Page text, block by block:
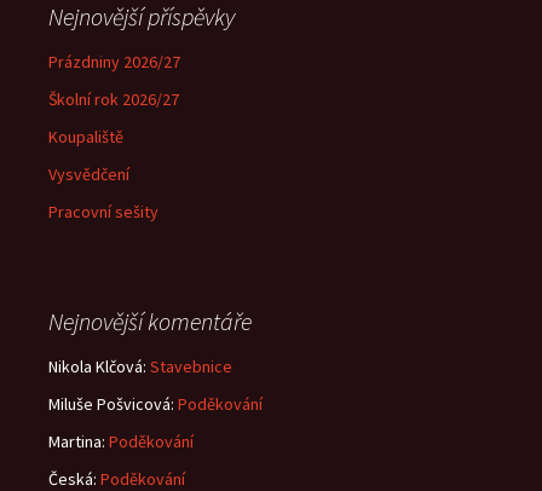
Nejnovější příspěvky
Prázdniny 2026/27
Školní rok 2026/27
Koupaliště
Vysvědčení
Pracovní sešity
Nejnovější komentáře
Nikola Klčová: Stavebnice
Miluše Pošvicová: Poděkování
Martina: Poděkování
Česká: Poděkování